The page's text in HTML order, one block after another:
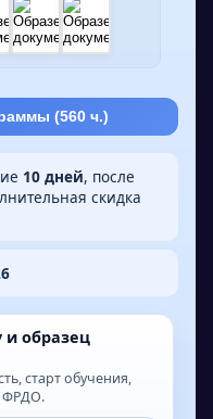
(560ч.)
10 дней, после
скидка
и образец
старт обучения,
ФРДО.